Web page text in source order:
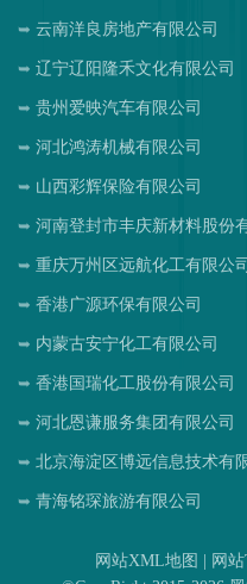
云南洋良房地产有限公司
辽宁辽阳隆禾文化有限公司
贵州爱映汽车有限公司
河北鸿涛机械有限公司
山西彩辉保险有限公司
河南登封市丰庆新材料股份
重庆万州区远航化工有限公司
香港广源环保有限公司
内蒙古安宁化工有限公司
香港国瑞化工股份有限公司
河北恩谦服务集团有限公司
北京海淀区博远信息技术有
青海铭琛旅游有限公司
网站XML地图 | 网